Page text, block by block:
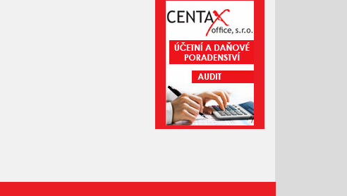
Březen 2021
Únor 2021
Leden 2021
Prosinec 2020
Listopad 2020
Říjen 2020